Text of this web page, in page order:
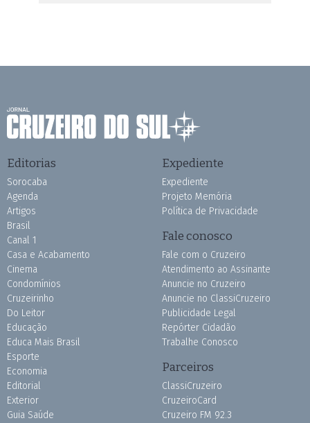
Editorias
Sorocaba
Agenda
Artigos
Brasil
Canal 1
Casa e Acabamento
Cinema
Condomínios
Cruzeirinho
Do Leitor
Educação
Educa Mais Brasil
Esporte
Economia
Editorial
Exterior
Guia Saúde
Expediente
Expediente
Projeto Memória
Política de Privacidade
Fale conosco
Fale com o Cruzeiro
Atendimento ao Assinante
Anuncie no Cruzeiro
Anuncie no ClassiCruzeiro
Publicidade Legal
Repórter Cidadão
Trabalhe Conosco
Parceiros
ClassiCruzeiro
CruzeiroCard
Cruzeiro FM 92.3